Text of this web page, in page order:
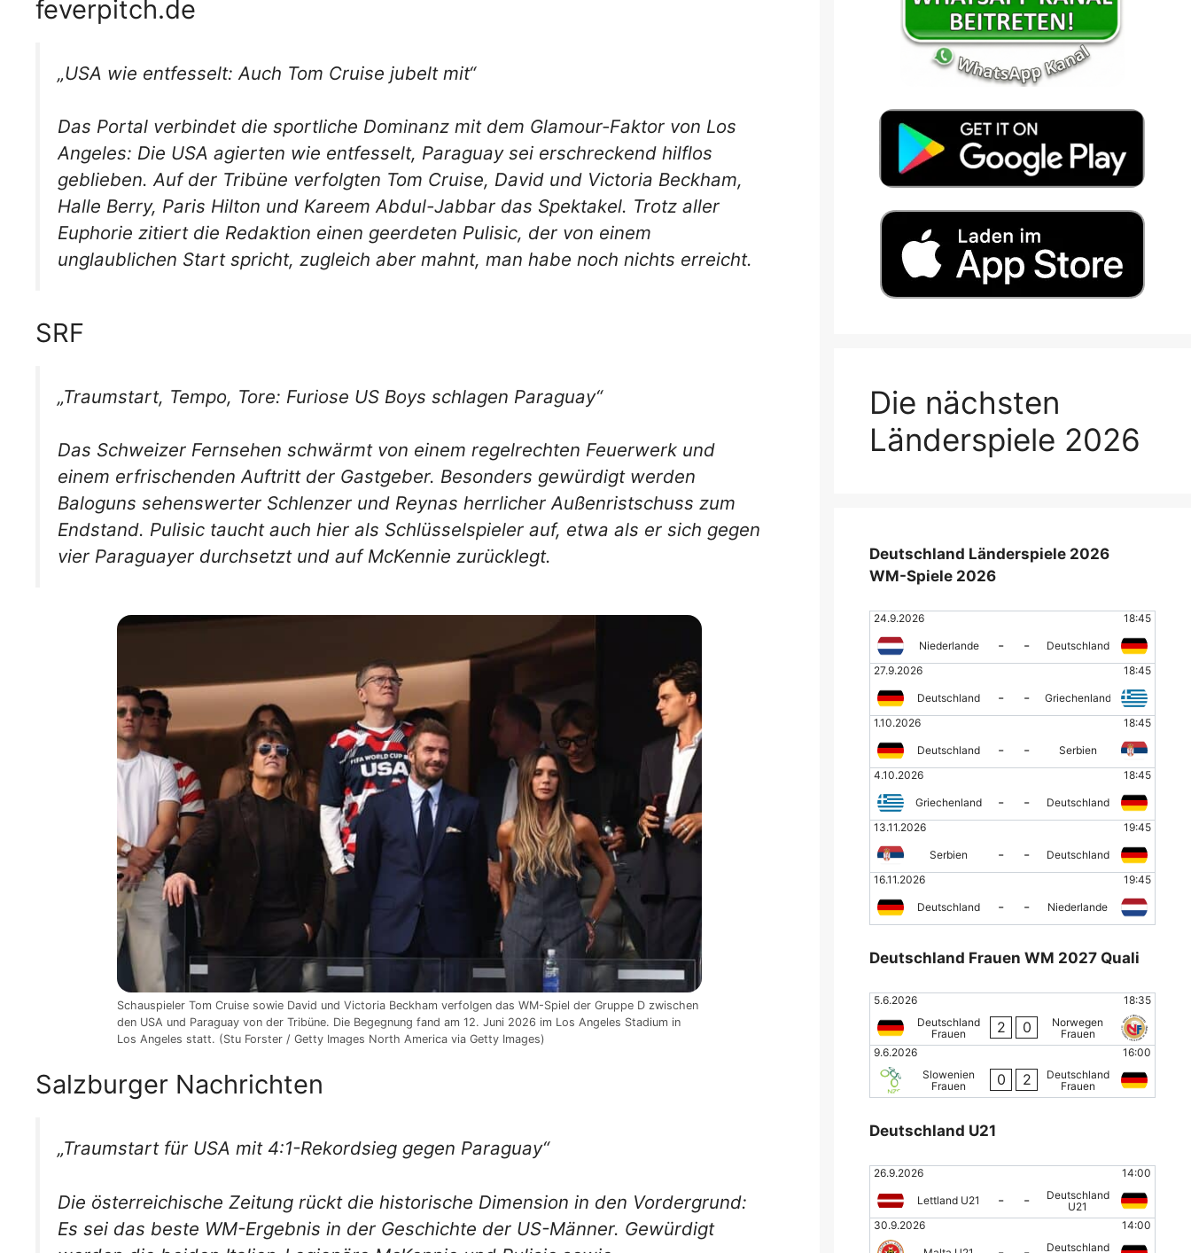
feverpitch.de
„USA wie entfesselt: Auch Tom Cruise jubelt mit“
Das Portal verbindet die sportliche Dominanz mit dem Glamour-Faktor von Los
Angeles: Die USA agierten wie entfesselt, Paraguay sei erschreckend hilflos
geblieben. Auf der Tribüne verfolgten Tom Cruise, David und Victoria Beckham,
Halle Berry, Paris Hilton und Kareem Abdul-Jabbar das Spektakel. Trotz aller
Euphorie zitiert die Redaktion einen geerdeten Pulisic, der von einem
unglaublichen Start spricht, zugleich aber mahnt, man habe noch nichts erreicht.
SRF
„Traumstart, Tempo, Tore: Furiose US Boys schlagen Paraguay“
Das Schweizer Fernsehen schwärmt von einem regelrechten Feuerwerk und
einem erfrischenden Auftritt der Gastgeber. Besonders gewürdigt werden
Baloguns sehenswerter Schlenzer und Reynas herrlicher Außenristschuss zum
Endstand. Pulisic taucht auch hier als Schlüsselspieler auf, etwa als er sich gegen
vier Paraguayer durchsetzt und auf McKennie zurücklegt.
Schauspieler Tom Cruise sowie David und Victoria Beckham verfolgen das WM-Spiel der Gruppe D zwischen
den USA und Paraguay von der Tribüne. Die Begegnung fand am 12. Juni 2026 im Los Angeles Stadium in
Los Angeles statt. (Stu Forster / Getty Images North America via Getty Images)
Salzburger Nachrichten
„Traumstart für USA mit 4:1-Rekordsieg gegen Paraguay“
Die österreichische Zeitung rückt die historische Dimension in den Vordergrund:
Es sei das beste WM-Ergebnis in der Geschichte der US-Männer. Gewürdigt
Die nächsten
Länderspiele 2026
Deutschland Länderspiele 2026
WM-Spiele 2026
24.9.2026 18:45
Niederlande - -
Deutschland
27.9.2026
18:45
Deutschland - -
Griechenland
1.10.2026
18:45
Deutschland - -
Serbien
4.10.2026
18:45
Griechenland - -
Deutschland
13.11.2026
19:45
Serbien - -
Deutschland
16.11.2026
19:45
Deutschland - - Niederlande
Deutschland Frauen WM 2027 Quali
5.6.2026
18:35
Deutschland
Frauen
2 0
Norwegen
Frauen
9.6.2026
16:00
Slowenien
Frauen
0 2
Deutschland
Frauen
Deutschland U21
26.9.2026 14:00
Lettland U21 - -
Deutschland
U21
30.9.2026
14:00
Deutschland